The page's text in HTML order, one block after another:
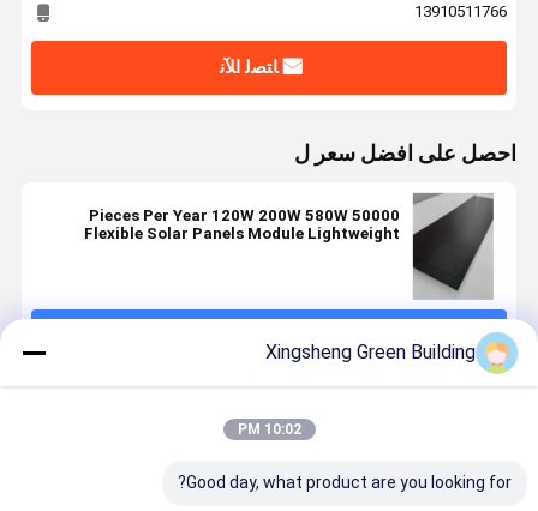
13910511766
ﺎﺘﺼﻟ ﺍﻶﻧ
احصل على افضل سعر ل
50000 Pieces Per Year 120W 200W 580W
Flexible Solar Panels Module Lightweight
Xingsheng Green Building
10:02 PM
Good day, what product are you looking for?